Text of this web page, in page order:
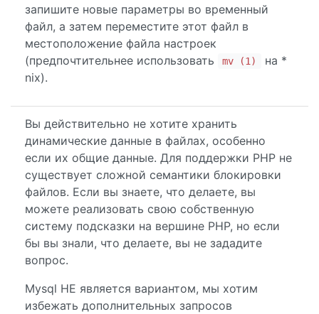
запишите новые параметры во временный
файл, а затем переместите этот файл в
местоположение файла настроек
(предпочтительнее использовать
mv (1)
на *
nix).
Вы действительно не хотите хранить
динамические данные в файлах, особенно
если их общие данные. Для поддержки PHP не
существует сложной семантики блокировки
файлов. Если вы знаете, что делаете, вы
можете реализовать свою собственную
систему подсказки на вершине PHP, но если
бы вы знали, что делаете, вы не зададите
вопрос.
Mysql НЕ является вариантом, мы хотим
избежать дополнительных запросов